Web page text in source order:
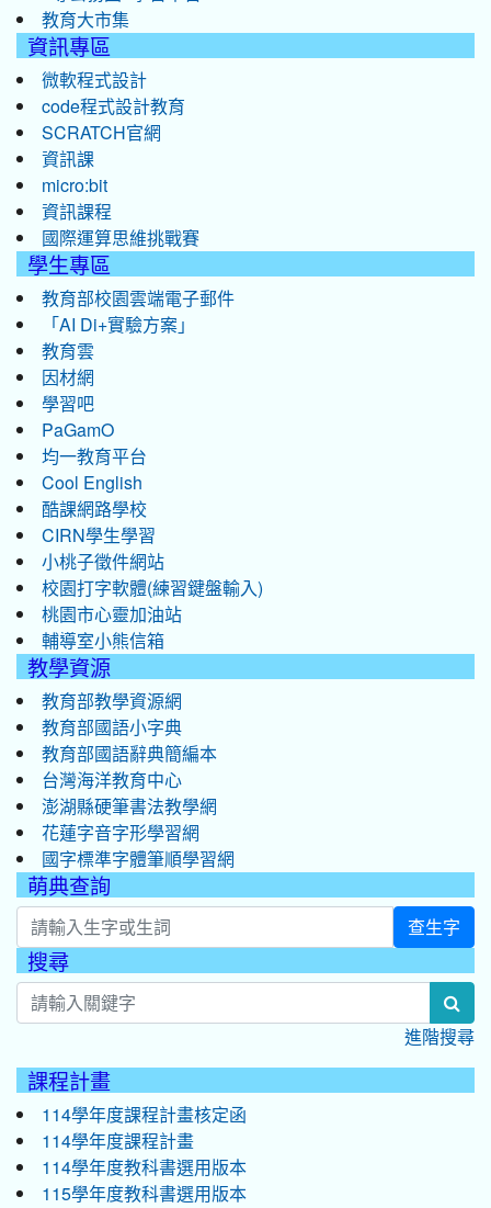
教育大市集
資訊專區
微軟程式設計
code程式設計教育
SCRATCH官網
資訊課
micro:bit
資訊課程
國際運算思維挑戰賽
學生專區
教育部校園雲端電子郵件
「AI Di+實驗方案」
教育雲
因材網
學習吧
PaGamO
均一教育平台
Cool English
酷課網路學校
CIRN學生學習
小桃子徵件網站
校園打字軟體(練習鍵盤輸入)
桃園市心靈加油站
輔導室小熊信箱
教學資源
教育部教學資源網
教育部國語小字典
教育部國語辭典簡編本
台灣海洋教育中心
澎湖縣硬筆書法教學網
花蓮字音字形學習網
國字標準字體筆順學習網
萌典查詢
查生字
搜尋
進階搜尋
課程計畫
114學年度課程計畫核定函
114學年度課程計畫
114學年度教科書選用版本
115學年度教科書選用版本